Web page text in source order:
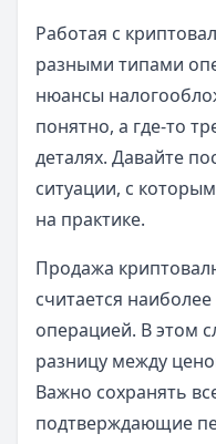
Работая с
разными типами
нюансы
понятно, а где-то
деталях. Давайте
ситуации, с
на практике.
Продажа
считается
операцией. В этом
разницу между
Важно сохранять
подтверждающие